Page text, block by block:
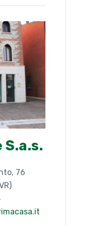
S.a.s.
76